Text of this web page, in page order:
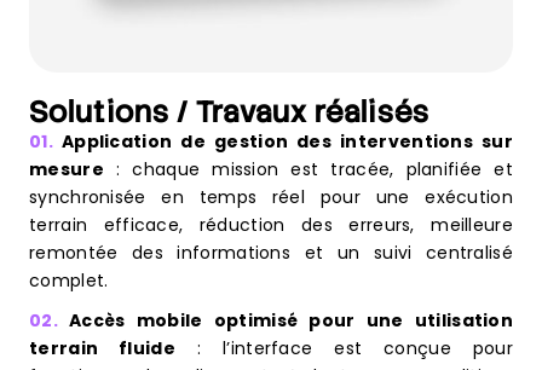
Solutions / Travaux réalisés
01. Application de gestion des interventions sur
mesure : chaque mission est tracée, planifiée et
synchronisée en temps réel pour une exécution
terrain efficace, réduction des erreurs, meilleure
remontée des informations et un suivi centralisé
complet.
02.Accès mobile optimisé pour une utilisation
terrain fluide : l’interface est conçue pour